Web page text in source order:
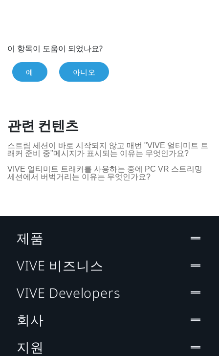
이 항목이 도움이 되었나요?
예 아니오
관련 컨텐츠
스트림 세션이 바로 시작되지 않고 매번 "VIVE 얼티미트 트
래커 준비 중"메시지가 표시되는 이유는 무엇인가요?
VIVE 얼티미트 트래커를 사용하는 중에 PC VR 스트리밍
세션에서 버벅거리는 이유는 무엇인가요?
제품
VIVE 비즈니스
VIVE Developers
회사
지원